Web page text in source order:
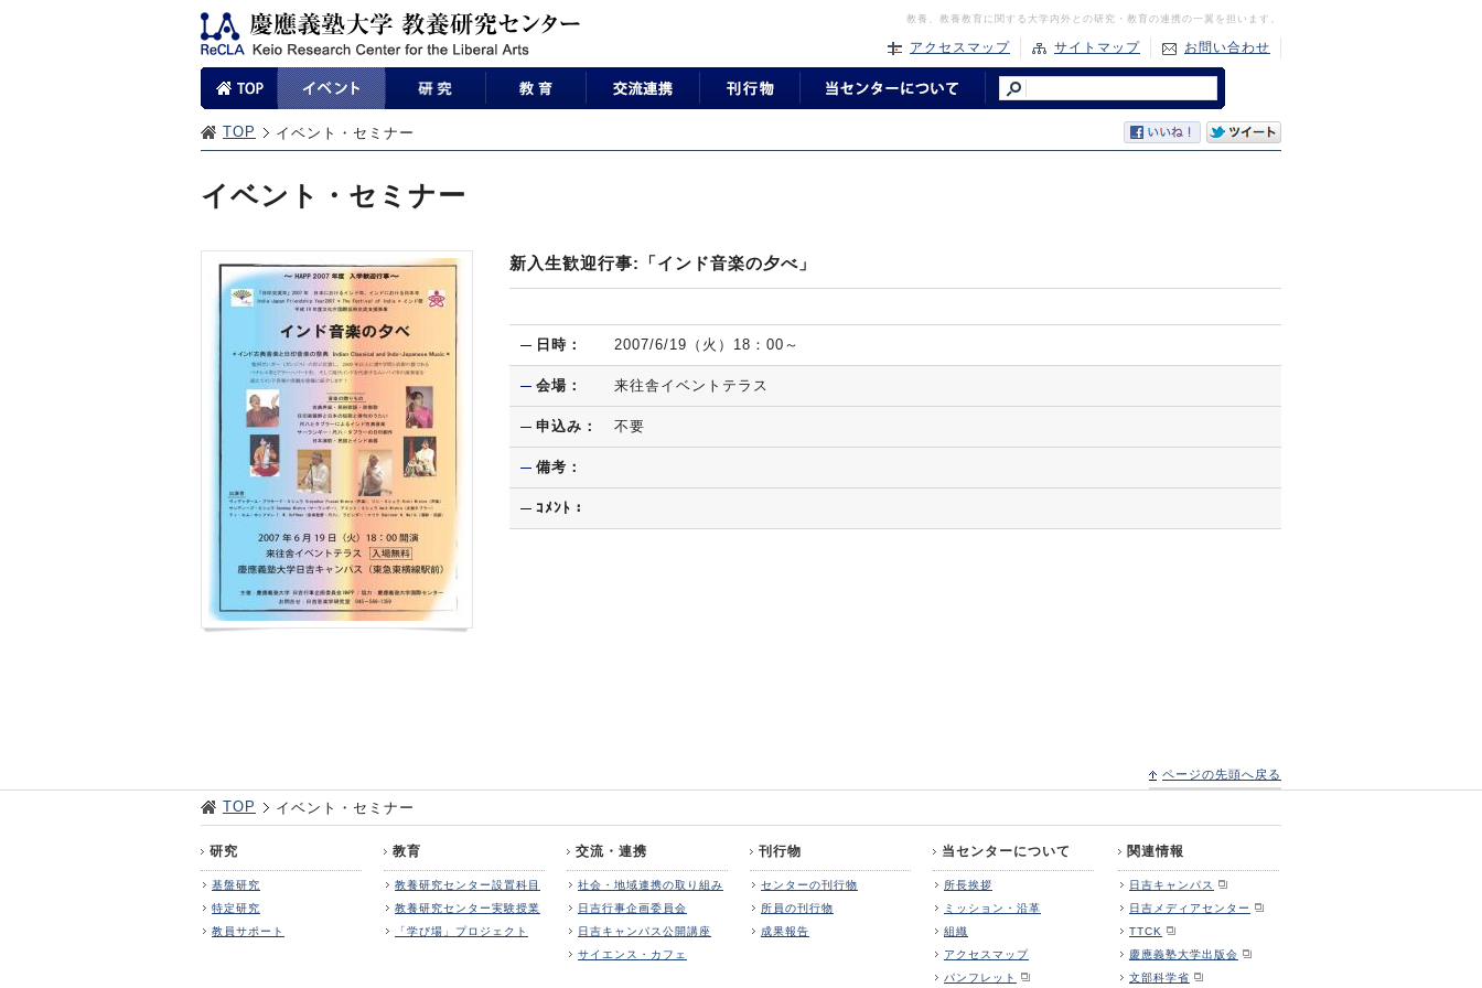
教養、教養教育に関する大学内外との研究・教育の連携の一翼を担います。
アクセスマップ サイトマップ お問い合わせ
TOP イベント・セミナー
イベント・セミナー
新入生歓迎行事:「インド音楽の夕べ」
日時： 2007/6/19（火）18：00～
会場： 来往舎イベントテラス
申込み： 不要
備考：
ｺﾒﾝﾄ：
ページの先頭へ戻る
TOP イベント・セミナー
研究
基盤研究
特定研究
教員サポート
教育
教養研究センター設置科目
教養研究センター実験授業
「学び場」プロジェクト
交流・連携
社会・地域連携の取り組み
日吉行事企画委員会
日吉キャンパス公開講座
サイエンス・カフェ
刊行物
センターの刊行物
所員の刊行物
成果報告
当センターについて
所長挨拶
ミッション・沿革
組織
アクセスマップ
パンフレット
関連情報
日吉キャンパス
日吉メディアセンター
TTCK
慶應義塾大学出版会
文部科学省